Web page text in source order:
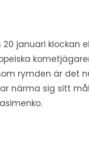
20 januari klockan
rymden är det
närma sig sitt